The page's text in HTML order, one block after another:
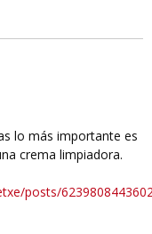
lo más importante es
crema limpiadora.
posts/